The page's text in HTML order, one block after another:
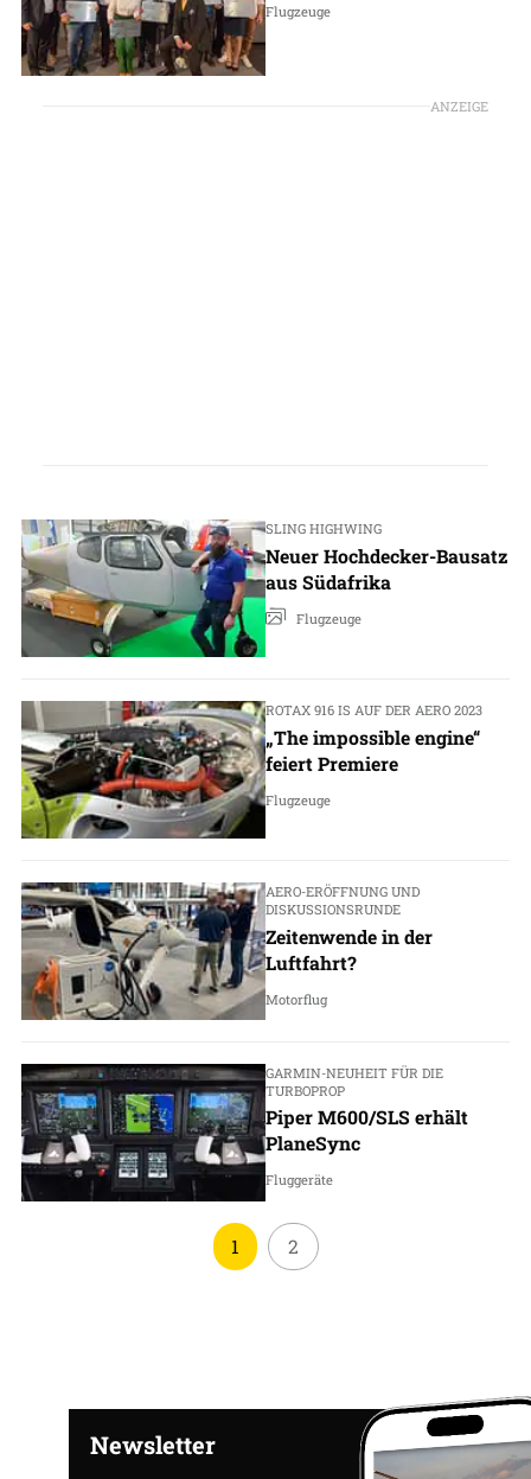
Flugzeuge
ANZEIGE
SLING HIGHWING
Neuer Hochdecker-Bausatz
aus Südafrika
Flugzeuge
ROTAX 916 IS AUF DER AERO 2023
„The impossible engine“
feiert Premiere
Flugzeuge
AERO-ERÖFFNUNG UND
DISKUSSIONSRUNDE
Zeitenwende in der
Luftfahrt?​
Motorflug
GARMIN-NEUHEIT FÜR DIE
TURBOPROP
Piper M600/SLS erhält
PlaneSync
Fluggeräte
1 2
Newsletter